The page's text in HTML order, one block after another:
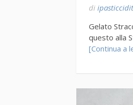
di
Gelato
questo alla
[Continua a